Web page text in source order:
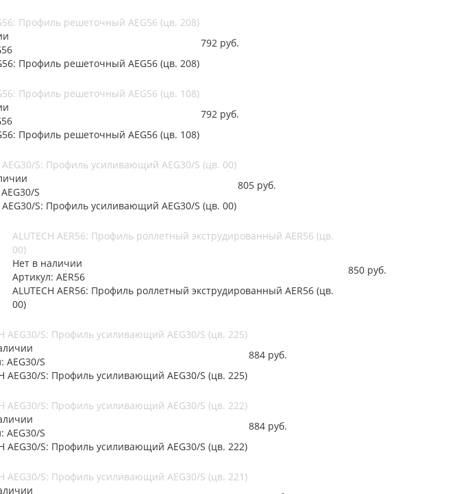
Профиль решеточный AEG56 (цв. 208)
Профиль решеточный AEG56 (цв. 208)
792 руб.
Профиль решеточный AEG56 (цв. 108)
Профиль решеточный AEG56 (цв. 108)
792 руб.
AEG30/S: Профиль усиливающий AEG30/S (цв. 00)
S
AEG30/S: Профиль усиливающий AEG30/S (цв. 00)
805 руб.
ALUTECH AER56: Профиль роллетный экструдированный AER56 (цв.
00)
Нет в наличии
Артикул: AER56
ALUTECH AER56: Профиль роллетный экструдированный AER56 (цв.
00)
850 руб.
AEG30/S: Профиль усиливающий AEG30/S (цв. 225)
AEG30/S
AEG30/S: Профиль усиливающий AEG30/S (цв. 225)
884 руб.
AEG30/S: Профиль усиливающий AEG30/S (цв. 222)
AEG30/S
AEG30/S: Профиль усиливающий AEG30/S (цв. 222)
884 руб.
AEG30/S: Профиль усиливающий AEG30/S (цв. 221)